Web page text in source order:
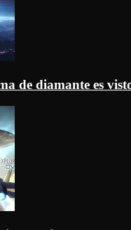
de diamante es